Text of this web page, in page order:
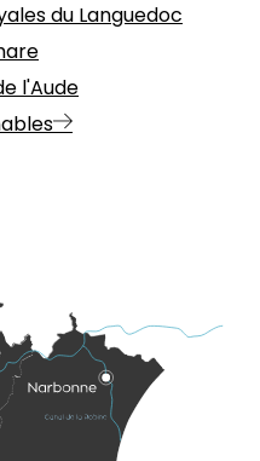
du Languedoc
l'Aude